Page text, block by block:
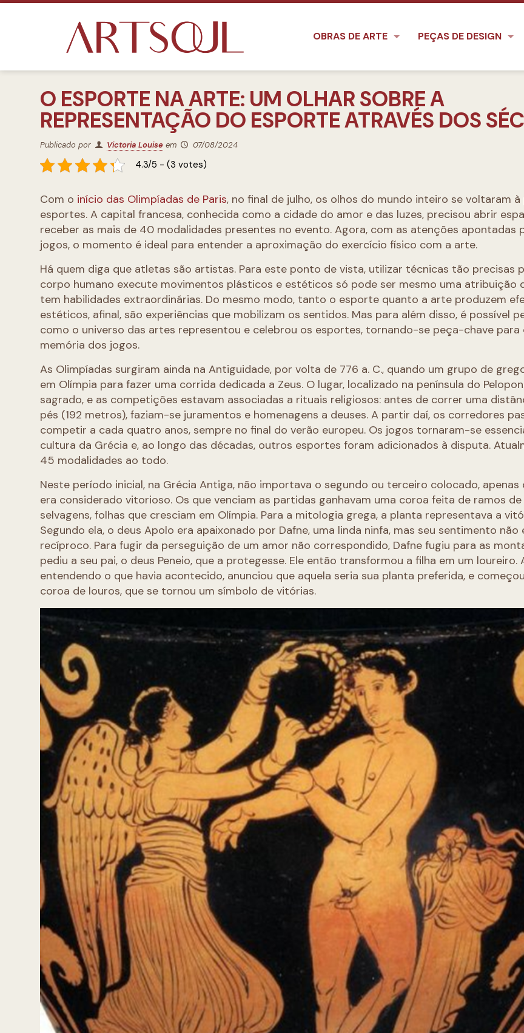
OBRAS DE ARTE PEÇAS DE DESIGN
O ESPORTE NA ARTE: UM OLHAR SOBRE A
REPRESENTAÇÃO DO ESPORTE ATRAVÉS DOS
Publicado por Victoria Louise em 07/08/2024
4.3/5 - (3 votes)
Com o início das Olimpíadas de Paris, no final de julho, os olhos do mundo inteiro se voltaram
esportes. A capital francesa, conhecida como a cidade do amor e das luzes, precisou abrir
receber as mais de 40 modalidades presentes no evento. Agora, com as atenções apontadas
jogos, o momento é ideal para entender a aproximação do exercício físico com a arte.
Há quem diga que atletas são artistas. Para este ponto de vista, utilizar técnicas tão precisas
corpo humano execute movimentos plásticos e estéticos só pode ser mesmo uma atribuição
tem habilidades extraordinárias. Do mesmo modo, tanto o esporte quanto a arte produzem
estéticos, afinal, são experiências que mobilizam os sentidos. Mas para além disso, é possível
como o universo das artes representou e celebrou os esportes, tornando-se peça-chave para
memória dos jogos.
As Olimpíadas surgiram ainda na Antiguidade, por volta de 776 a. C., quando um grupo de
em Olímpia para fazer uma corrida dedicada a Zeus. O lugar, localizado na península do
sagrado, e as competições estavam associadas a rituais religiosos: antes de correr uma
pés (192 metros), faziam-se juramentos e homenagens a deuses. A partir daí, os corredores
competir a cada quatro anos, sempre no final do verão europeu. Os jogos tornaram-se
cultura da Grécia e, ao longo das décadas, outros esportes foram adicionados à disputa.
45 modalidades ao todo.
Neste período inicial, na Grécia Antiga, não importava o segundo ou terceiro colocado, apenas
era considerado vitorioso. Os que venciam as partidas ganhavam uma coroa feita de ramos de
selvagens, folhas que cresciam em Olímpia. Para a mitologia grega, a planta representava a
Segundo ela, o deus Apolo era apaixonado por Dafne, uma linda ninfa, mas seu sentimento não
recíproco. Para fugir da perseguição de um amor não correspondido, Dafne fugiu para as
pediu a seu pai, o deus Peneio, que a protegesse. Ele então transformou a filha em um loureiro.
entendendo o que havia acontecido, anunciou que aquela seria sua planta preferida, e
coroa de louros, que se tornou um símbolo de vitórias.